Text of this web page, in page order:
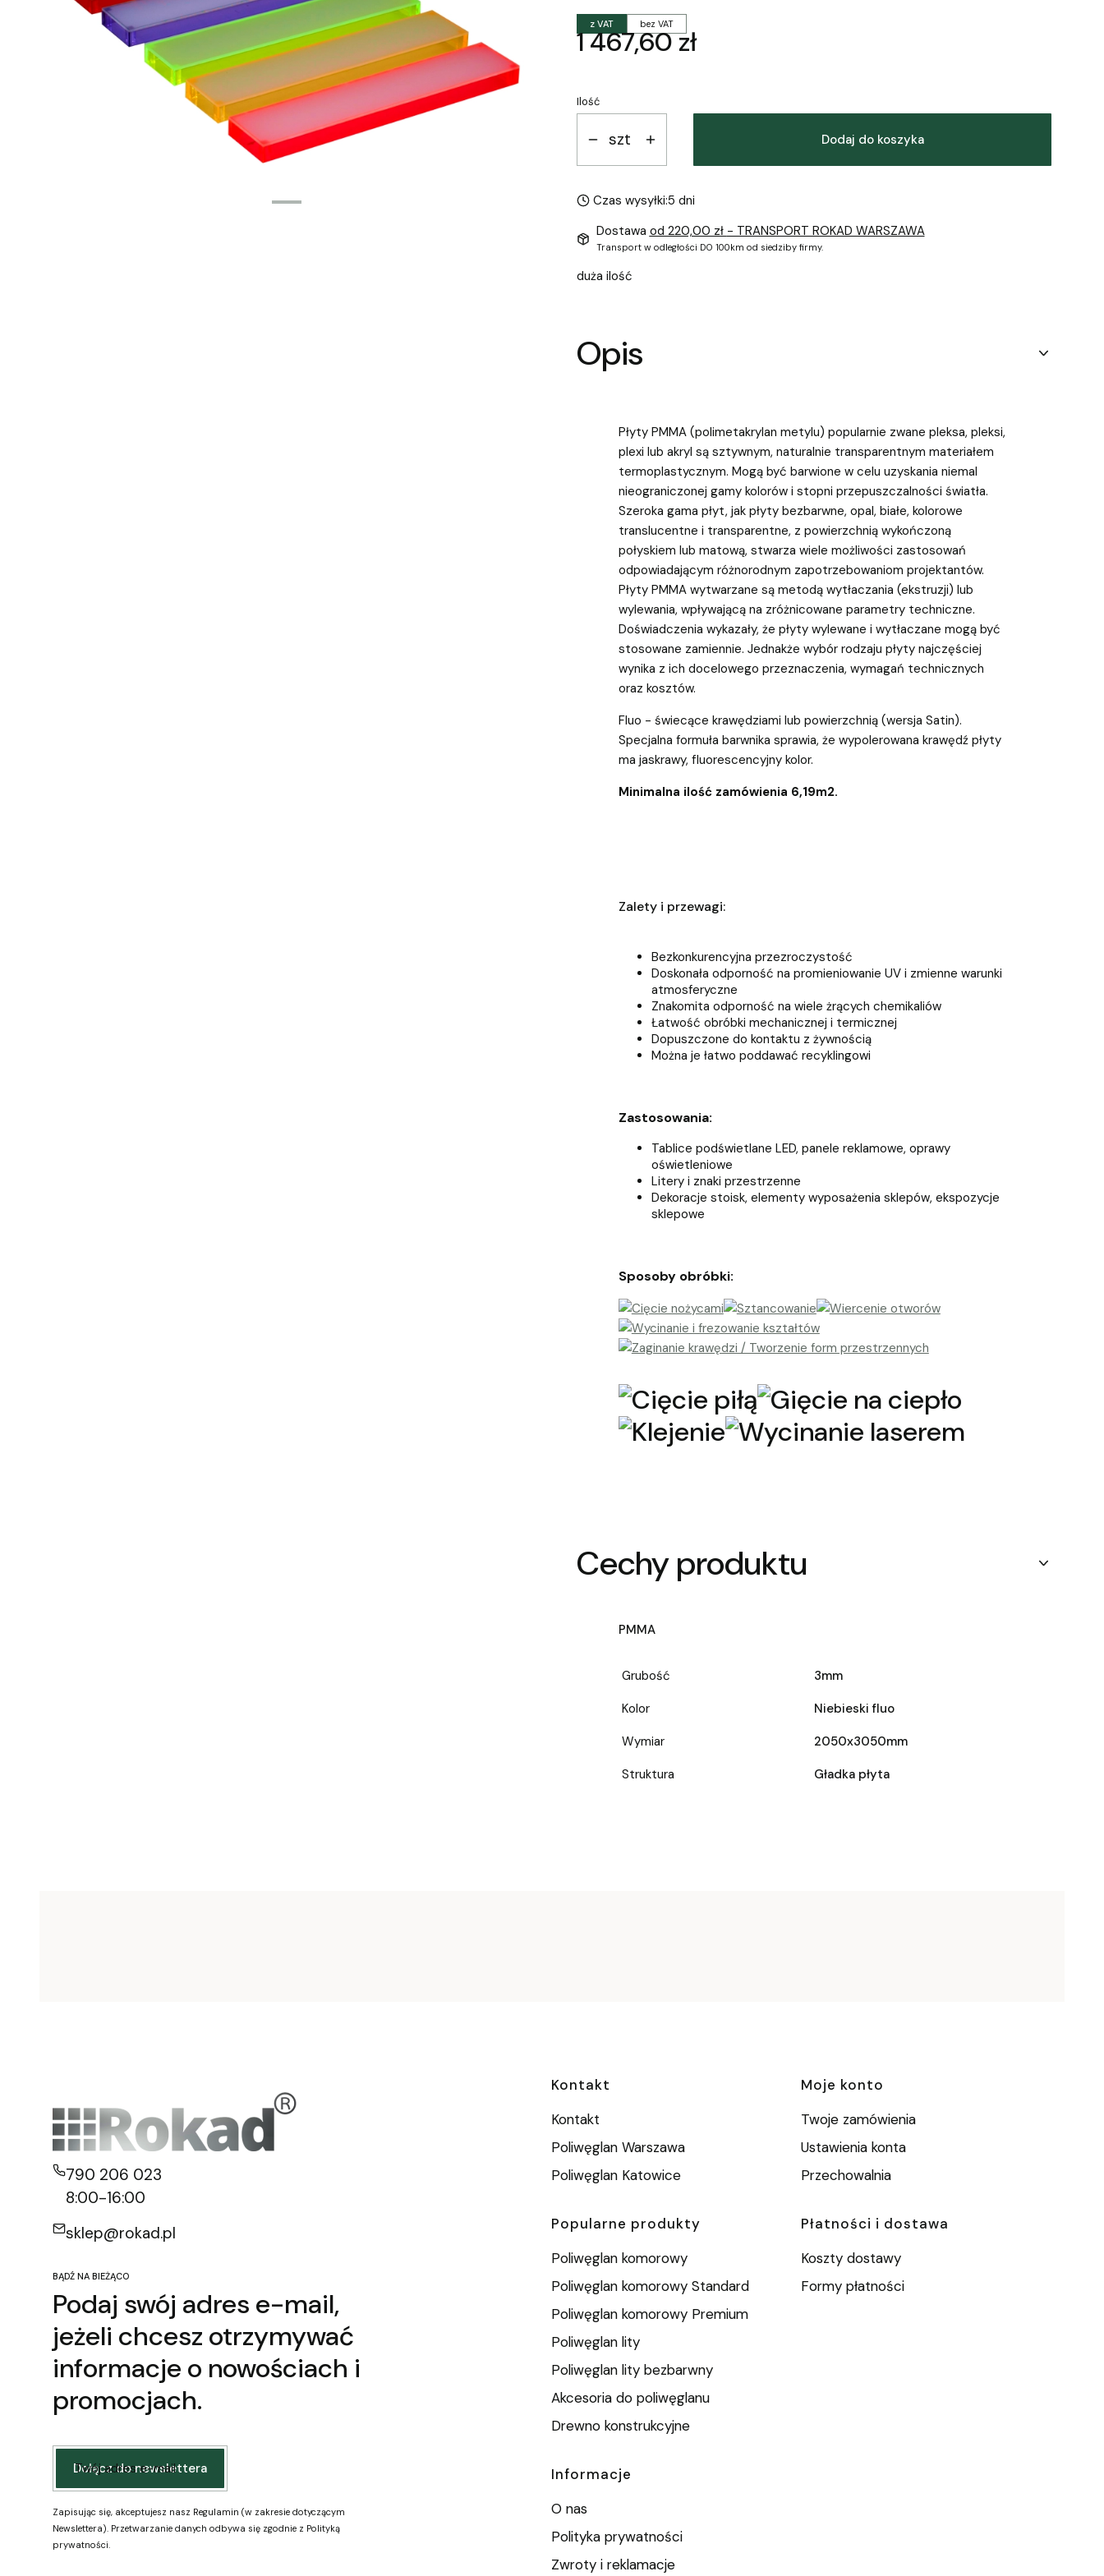
z VAT bez VAT
Cena
1 467,60 zł
Ilość
szt Dodaj do koszyka
Czas wysyłki:5 dni
Dostawa od 220,00 zł - TRANSPORT ROKAD WARSZAWA
Transport w odległości DO 100km od siedziby firmy.
duża ilość
Opis
Płyty PMMA (polimetakrylan metylu) popularnie zwane pleksa, pleksi,
plexi lub akryl są sztywnym, naturalnie transparentnym materiałem
termoplastycznym. Mogą być barwione w celu uzyskania niemal
nieograniczonej gamy kolorów i stopni przepuszczalności światła.
Szeroka gama płyt, jak płyty bezbarwne, opal, białe, kolorowe
translucentne i transparentne, z powierzchnią wykończoną
połyskiem lub matową, stwarza wiele możliwości zastosowań
odpowiadającym różnorodnym zapotrzebowaniom projektantów.
Płyty PMMA wytwarzane są metodą wytłaczania (ekstruzji) lub
wylewania, wpływającą na zróżnicowane parametry techniczne.
Doświadczenia wykazały, że płyty wylewane i wytłaczane mogą być
stosowane zamiennie. Jednakże wybór rodzaju płyty najczęściej
wynika z ich docelowego przeznaczenia, wymagań technicznych
oraz kosztów.
Fluo - świecące krawędziami lub powierzchnią (wersja Satin).
Specjalna formuła barwnika sprawia, że wypolerowana krawędź płyty
ma jaskrawy, fluorescencyjny kolor.
Minimalna ilość zamówienia 6,19m2.
Zalety i przewagi:
Bezkonkurencyjna przezroczystość
Doskonała odporność na promieniowanie UV i zmienne warunki
atmosferyczne
Znakomita odporność na wiele żrących chemikaliów
Łatwość obróbki mechanicznej i termicznej
Dopuszczone do kontaktu z żywnością
Można je łatwo poddawać recyklingowi
Zastosowania:
Tablice podświetlane LED, panele reklamowe, oprawy
oświetleniowe
Litery i znaki przestrzenne
Dekoracje stoisk, elementy wyposażenia sklepów, ekspozycje
sklepowe
Sposoby obróbki:
Cechy produktu
PMMA
Grubość
3mm
Kolor
Niebieski fluo
Wymiar
2050x3050mm
Struktura
Gładka płyta
790 206 023
8:00-16:00
sklep@rokad.pl
BĄDŹ NA BIEŻĄCO
Podaj swój adres e-mail,
jeżeli chcesz otrzymywać
informacje o nowościach i
promocjach.
Twój adres e-mail
Dołącz do newslettera
Zapisując się, akceptujesz nasz Regulamin (w zakresie dotyczącym
Newslettera). Przetwarzanie danych odbywa się zgodnie z Polityką
prywatności.
Linki w stopce
Kontakt
Kontakt
Poliwęglan Warszawa
Poliwęglan Katowice
Moje konto
Twoje zamówienia
Ustawienia konta
Przechowalnia
Popularne produkty
Poliwęglan komorowy
Poliwęglan komorowy Standard
Poliwęglan komorowy Premium
Poliwęglan lity
Poliwęglan lity bezbarwny
Akcesoria do poliwęglanu
Drewno konstrukcyjne
Płatności i dostawa
Koszty dostawy
Formy płatności
Informacje
O nas
Polityka prywatności
Zwroty i reklamacje